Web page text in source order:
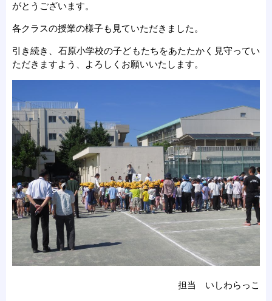
がとうございます。
各クラスの授業の様子も見ていただきました。
引き続き、石原小学校の子どもたちをあたたかく見守ってい
ただきますよう、よろしくお願いいたします。
担当 いしわらっこ